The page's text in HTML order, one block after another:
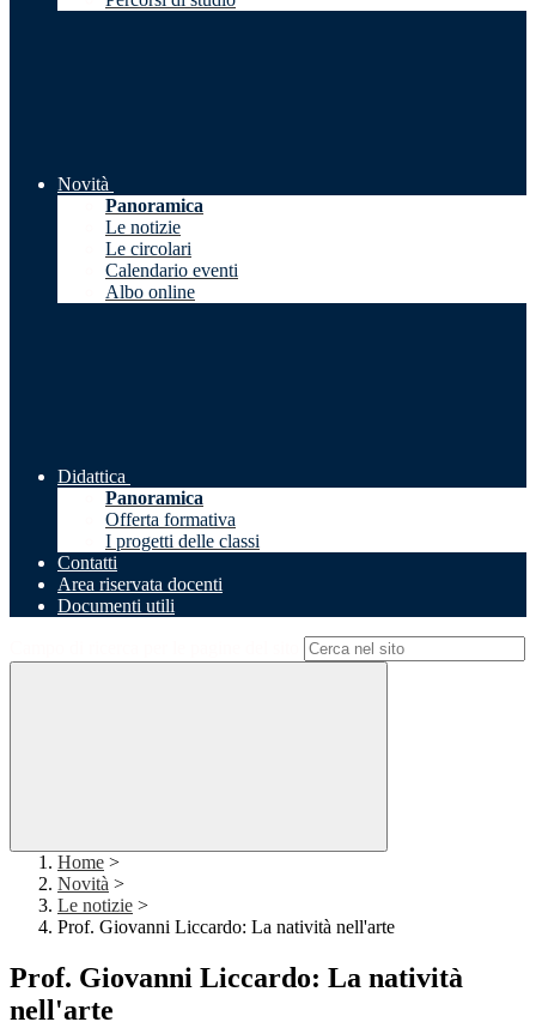
Novità
Panoramica
Le notizie
Le circolari
Calendario eventi
Albo online
Didattica
Panoramica
Offerta formativa
I progetti delle classi
Contatti
Area riservata docenti
Documenti utili
Home >
Novità >
Le notizie >
Prof. Giovanni Liccardo: La natività nell'arte
Prof. Giovanni Liccardo: La natività
nell'arte